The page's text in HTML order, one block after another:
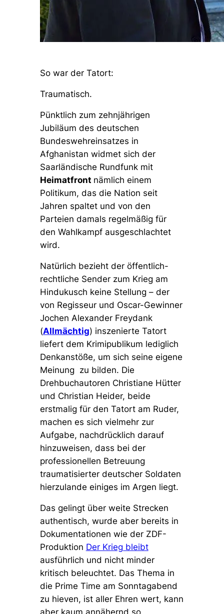
So war der Tatort:
Traumatisch.
Pünktlich zum zehnjährigen
Jubiläum des deutschen
Bundeswehreinsatzes in
Afghanistan widmet sich der
Saarländische Rundfunk mit
Heimatfront nämlich einem
Politikum, das die Nation seit
Jahren spaltet und von den
Parteien damals regelmäßig für
den Wahlkampf ausgeschlachtet
wird.
Natürlich bezieht der öffentlich-
rechtliche Sender zum Krieg am
Hindukusch keine Stellung – der
von Regisseur und Oscar-Gewinner
Jochen Alexander Freydank
(Allmächtig) inszenierte Tatort
liefert dem Krimipublikum lediglich
Denkanstöße, um sich seine eigene
Meinung zu bilden. Die
Drehbuchautoren Christiane Hütter
und Christian Heider, beide
erstmalig für den Tatort am Ruder,
machen es sich vielmehr zur
Aufgabe, nachdrücklich darauf
hinzuweisen, dass bei der
professionellen Betreuung
traumatisierter deutscher Soldaten
hierzulande einiges im Argen liegt.
Das gelingt über weite Strecken
authentisch, wurde aber bereits in
Dokumentationen wie der ZDF-
Produktion Der Krieg bleibt
ausführlich und nicht minder
kritisch beleuchtet. Das Thema in
die Prime Time am Sonntagabend
zu hieven, ist aller Ehren wert, kann